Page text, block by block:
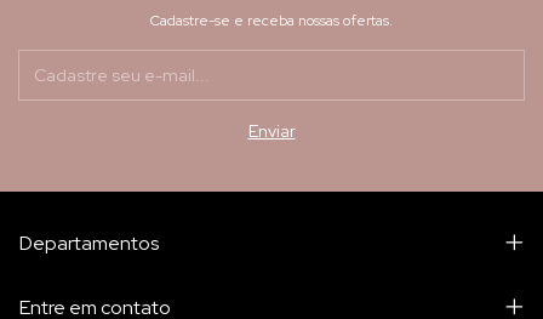
Cadastre-se e receba nossas ofertas.
Departamentos
Entre em contato